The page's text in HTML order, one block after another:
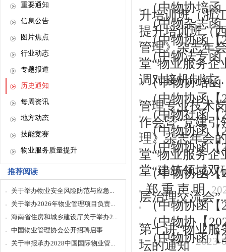
重要通知
信息公告
图片焦点
行业动态
专题报道
历史通知
每周资讯
地方动态
技能竞赛
物业服务质量提升
推荐阅读
关于举办物业安全风险防范与应急...
关于举办2026年物业管理项目负责...
海南省住房和城乡建设厅关于举办2...
中国物业管理协会公开招聘启事
关于申报承办2028中国国际物业管...
升培训班（浙
（中物协培函
提升培训班（
（中物杂志函
管理》杂志年
（中物协函【
堂“物业服务企
（中物法专函
调对接机制试...
（中物协培函
管理专业技术
（中物协函【
作会暨“党建引
（中物社函【
理》杂志年会
（中物协函【
堂“物业服务企
（中物协函【
堂“建筑领域双
（中物协函【
层治理交流会
郑 重 声 明
（中物协函【
第七讲“物业服
（中物协【
坛的通知 2023-
（中物协函【